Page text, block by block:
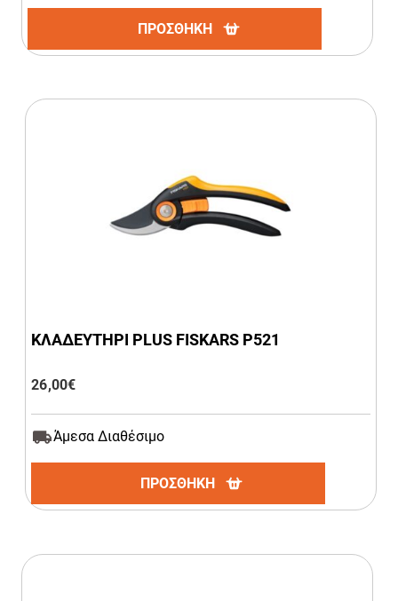
ΠΡΟΣΘΗΚΗ
ΚΛΑΔΕΥΤΗΡΙ PLUS FISKARS P521
26,00€
Άμεσα Διαθέσιμο
ΠΡΟΣΘΗΚΗ